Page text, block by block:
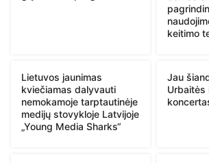
keitimo
Lietuvos jaunimas
kviečiamas dalyvauti
nemokamoje tarptautinėje
medijų stovykloje Latvijoje
„Young Media Sharks“
Jau
Urbaitės